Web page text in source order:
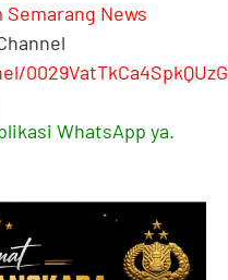
Semarang News
WhatsApp ya.